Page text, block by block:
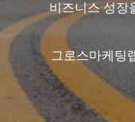
비즈니스 성장
그로스마케팅